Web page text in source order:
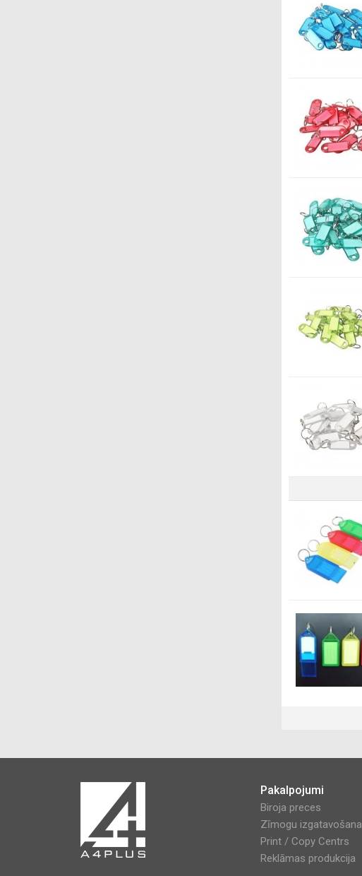
Pakalpojumi
Biroja preces
Zīmogu izgatavošana
Print / Copy Centrs
Reklāmas produkcija